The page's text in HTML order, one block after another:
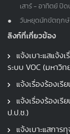
เสาร์ - อาทิตย์ ปิด
วันหยุดนักขัตฤก
ลิงก์ที่เกี่ยวข้อง
แจ้งเบาะแสแจ้ง
ระบบ VOC (มหาวิท
แจ้งเรื่องร้องเ
แจ้งเรื่องร้องเรี
ป.ป.ช.)
แจ้งเบาะแสการ